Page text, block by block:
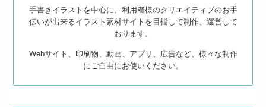
手書きイラストを中心に、利用者様のクリエイティブのお手
伝いが出来るイラスト素材サイトを目指して制作、運営して
おります。
Webサイト、印刷物、動画、アプリ、広告など、様々な制作
にご自由にお使いください。